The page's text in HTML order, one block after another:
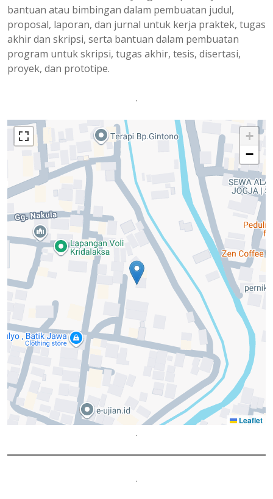
bantuan atau bimbingan dalam pembuatan judul,
proposal, laporan, dan jurnal untuk kerja praktek, tugas
akhir dan skripsi, serta bantuan dalam pembuatan
program untuk skripsi, tugas akhir, tesis, disertasi,
proyek, dan prototipe.
.
+
−
Leaflet
.
.